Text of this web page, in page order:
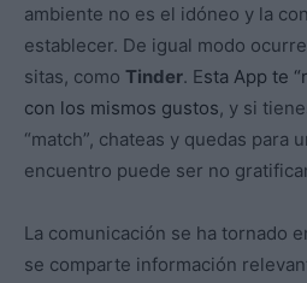
ambiente no es el idóneo y la
establecer. De igual modo
sitas, como Tinder. Esta App te
con los mismos gustos, y si
“match”, chateas y quedas para
encuentro puede ser no
La comunicación se ha tornado
se comparte información